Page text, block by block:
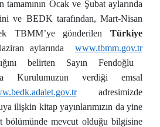
tamamının Ocak ve Şubat aylarında
ve BEDK tarafından, Mart-Nisan
TBMM’ye gönderilen Türkiye
aylarında www.tbmm.gov.tr
belirten Sayın Fendoğlu
Kurulumuzun verdiği emsal
adresimizde
ilişkin kitap yayınlarımızın da yine
bölümünde mevcut olduğu bilgisine